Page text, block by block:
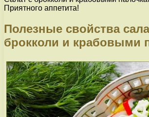
Приятного аппетита!
Полезные свойства
брокколи и крабовыми